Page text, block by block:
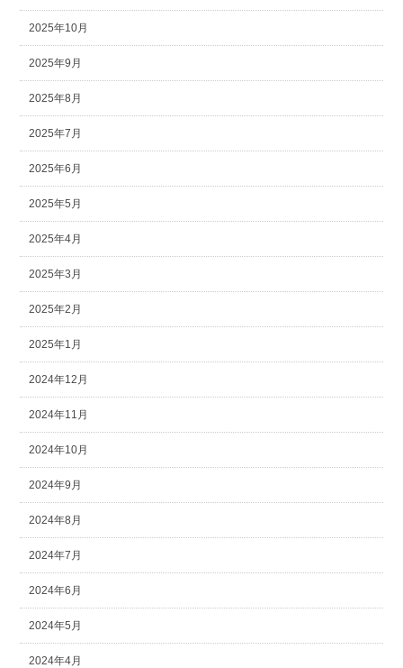
2025年10月
2025年9月
2025年8月
2025年7月
2025年6月
2025年5月
2025年4月
2025年3月
2025年2月
2025年1月
2024年12月
2024年11月
2024年10月
2024年9月
2024年8月
2024年7月
2024年6月
2024年5月
2024年4月